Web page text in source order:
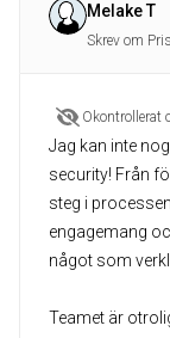
Melake T
Skrev om
Okontrollerat
Jag kan inte
security! Från
steg i
engagemang
något som
Teamet är